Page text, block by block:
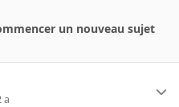
un nouveau sujet
a